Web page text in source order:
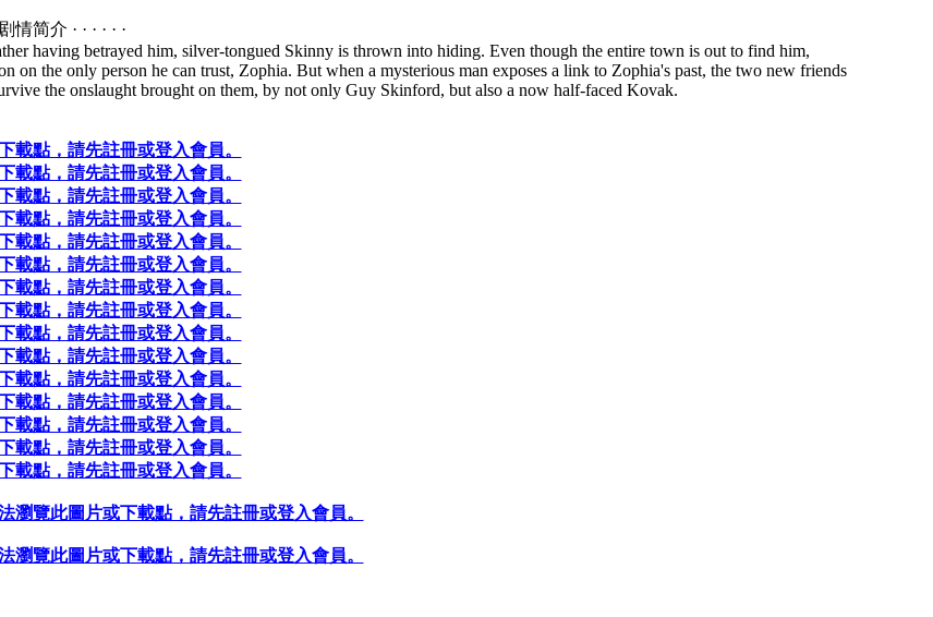
简介 · · · · · ·
having betrayed him, silver-tongued Skinny is thrown into hiding. Even though the entire town is out to find him,
on the only person he can trust, Zophia. But when a mysterious man exposes a link to Zophia's past, the two new friends
the onslaught brought on them, by not only Guy Skinford, but also a now half-faced Kovak.
載點，請先註冊或登入會員。
載點，請先註冊或登入會員。
載點，請先註冊或登入會員。
載點，請先註冊或登入會員。
載點，請先註冊或登入會員。
載點，請先註冊或登入會員。
載點，請先註冊或登入會員。
載點，請先註冊或登入會員。
載點，請先註冊或登入會員。
載點，請先註冊或登入會員。
載點，請先註冊或登入會員。
載點，請先註冊或登入會員。
載點，請先註冊或登入會員。
載點，請先註冊或登入會員。
載點，請先註冊或登入會員。
瀏覽此圖片或下載點，請先註冊或登入會員。
瀏覽此圖片或下載點，請先註冊或登入會員。